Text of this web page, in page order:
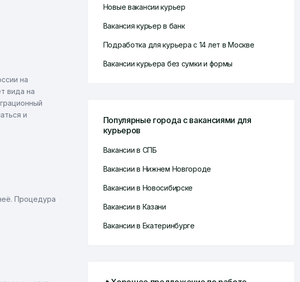
на
вида на
и
Процедура
Новые вакансии курьер
Вакансия курьер в банк
Подработка для курьера с 14 лет в Москве
Вакансии курьера без сумки и формы
Популярные города с вакансиями для
курьеров
Вакансии в СПБ
Вакансии в Нижнем Новгороде
Вакансии в Новосибирске
Вакансии в Казани
Вакансии в Екатеринбурге